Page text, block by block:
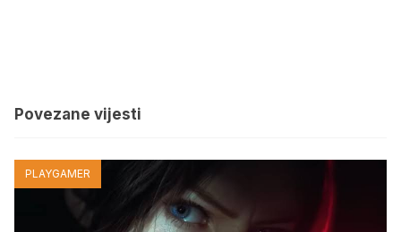
Povezane vijesti
PLAYGAMER